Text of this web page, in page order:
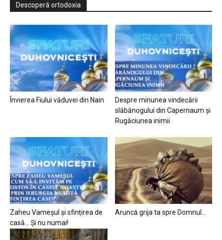
Descoperă ortodoxia
Învierea Fiului văduvei din Nain
Despre minunea vindecării
slăbănogului din Capernaum și
Rugăciunea inimii
Zaheu Vameșul și sfințirea de
casă… Și nu numai!
Aruncă grija ta spre Domnul…